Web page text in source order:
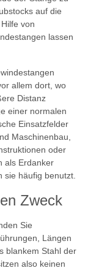
auf die
von
lassen
allem dort, wo
Distanz
einer normalen
Einsatzfelder
Maschinenbau,
oder
als Erdanker
sie häufig benutzt.
Zweck
Sie
Längen
blankem Stahl der
also keinen